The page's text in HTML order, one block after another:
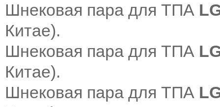
Шнековая пара для ТПА
Китае).
Шнековая пара для ТПА
Китае).
Шнековая пара для ТПА